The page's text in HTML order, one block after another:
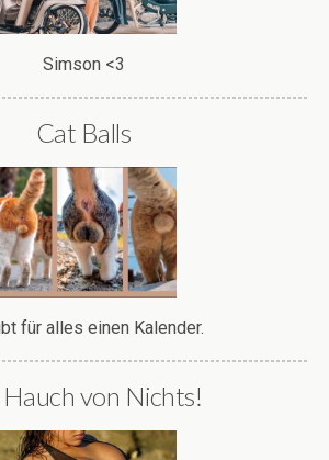
Simson <3
Cat Balls
für alles einen Kalender.
Hauch von Nichts!